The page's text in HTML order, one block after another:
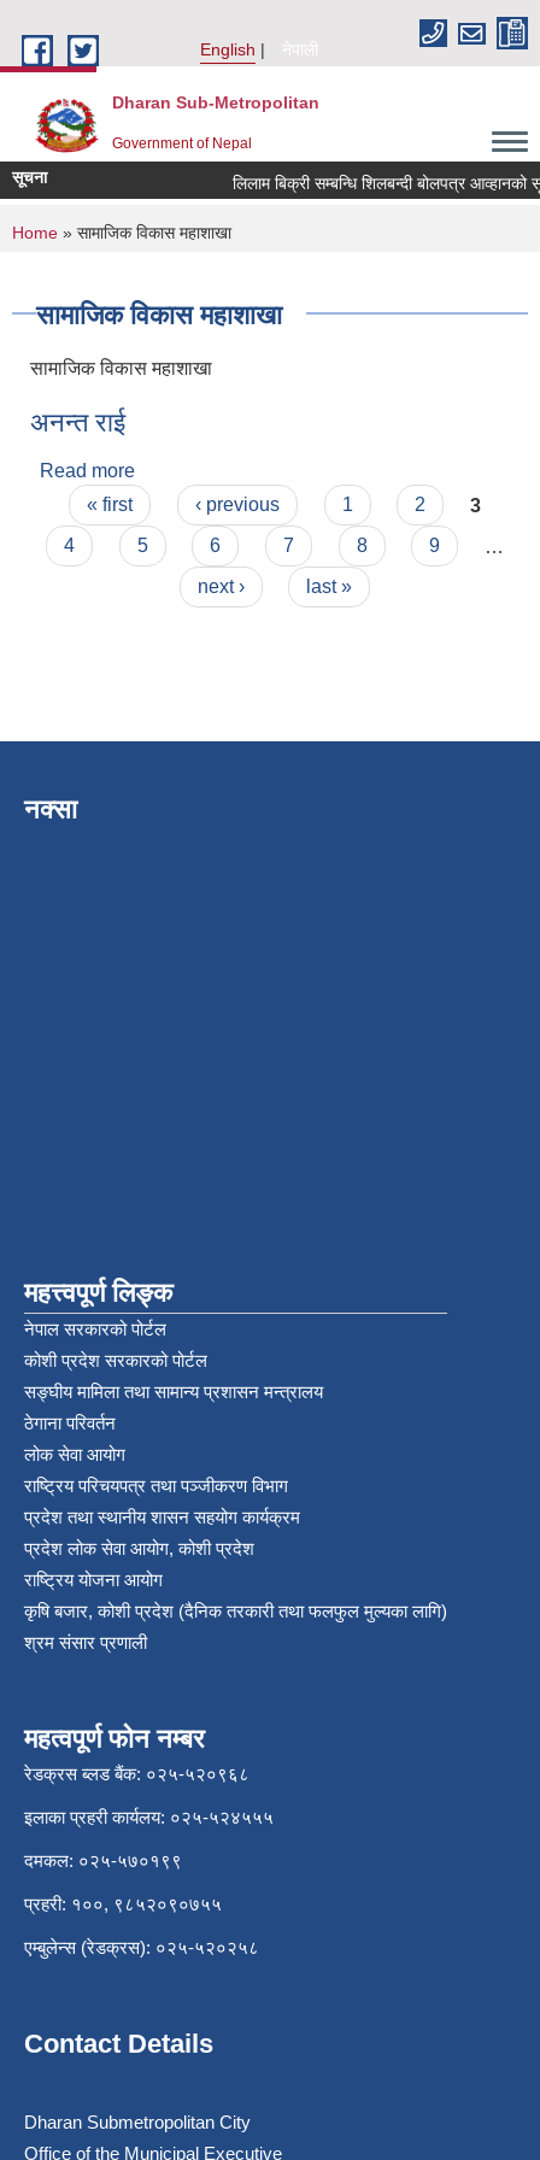
English
नेपाली
Dharan Sub-Metropolitan
Government of Nepal
सूचना लिलाम बिक्री सम्बन्धि शिलबन्दी
You are here
Home » सामाजिक विकास महाशाखा
सामाजिक विकास महाशाखा
सामाजिक विकास महाशाखा
अनन्त राई
Read more
Pages
« first ‹ previous 1 2
3
4
5 6 7 8 9
next ›
last »
नक्सा
महत्त्वपूर्ण लिङ्क
नेपाल सरकारको पोर्टल
कोशी प्रदेश सरकारको पोर्टल
सङ्‍घीय मामिला तथा सामान्य प्रशासन मन्त्रालय
ठेगाना परिवर्तन
लोक सेवा आयोग
राष्ट्रिय परिचयपत्र तथा पञ्‍जीकरण विभाग
प्रदेश तथा स्थानीय शासन सहयोग कार्यक्रम
प्रदेश लोक सेवा आयोग, कोशी प्रदेश
राष्ट्रिय योजना आयोग
कृषि बजार, कोशी प्रदेश (दैनिक तरकारी तथा फलफुल मुल्यका लागि)
श्रम संसार प्रणाली
महत्वपूर्ण फोन नम्बर
रेडक्रस ब्लड बैंक: ०२५-५२०९६८
इलाका प्रहरी कार्यलय: ०२५-५२४५५५
दमकल: ०२५-५७०१९९
प्रहरी: १००, ९८५२०९०७५५
एम्बुलेन्स (रेडक्रस): ०२५-५२०२५८
Contact Details
Dharan Submetropolitan City
Office of the Municipal Executive